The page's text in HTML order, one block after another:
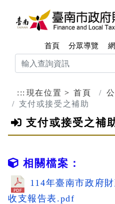
跳到主要內容區塊
首頁 分眾導覽
::: 現在位置 首頁
支付或接受之補助
支付或接受之補
相關檔案：
114年臺南市政府
收支報告表.pdf